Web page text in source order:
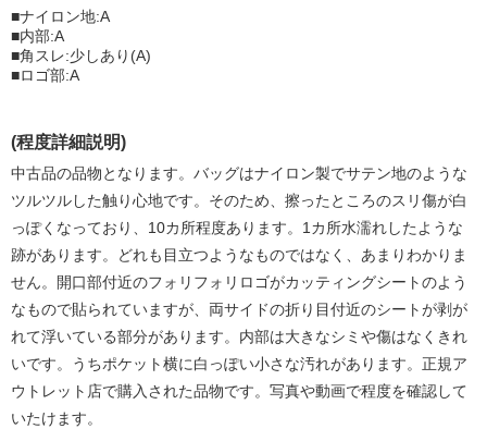
■ナイロン地:A
■内部:A
■角スレ:少しあり(A)
■ロゴ部:A
(程度詳細説明)
中古品の品物となります。バッグはナイロン製でサテン地のような
ツルツルした触り心地です。そのため、擦ったところのスリ傷が白
っぽくなっており、10カ所程度あります。1カ所水濡れしたような
跡があります。どれも目立つようなものではなく、あまりわかりま
せん。開口部付近のフォリフォリロゴがカッティングシートのよう
なもので貼られていますが、両サイドの折り目付近のシートが剥が
れて浮いている部分があります。内部は大きなシミや傷はなくきれ
いです。うちポケット横に白っぽい小さな汚れがあります。正規ア
ウトレット店で購入された品物です。写真や動画で程度を確認して
いたけます。